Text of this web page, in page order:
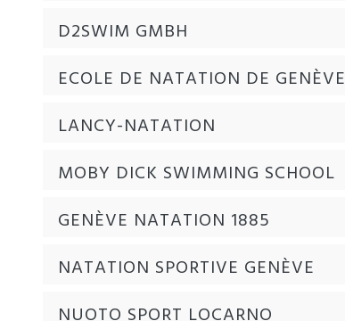
D2SWIM GMBH
ECOLE DE NATATION DE GENÈVE
LANCY-NATATION
MOBY DICK SWIMMING SCHOOL
GENÈVE NATATION 1885
NATATION SPORTIVE GENÈVE
NUOTO SPORT LOCARNO